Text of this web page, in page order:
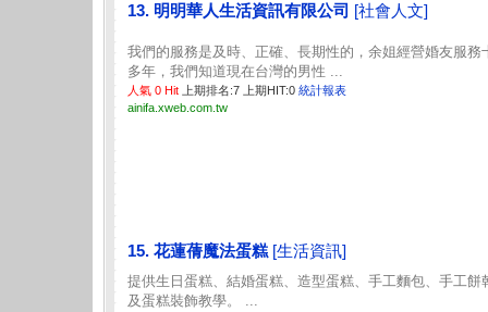
13. 明明華人生活資訊有限公司 [社會人文]
我們的服務是及時、正確、長期性的，余姐經營婚友服務
多年，我們知道現在台灣的男性 ...
人氣 0 Hit 上期排名:7 上期HIT:0 統計報表
ainifa.xweb.com.tw
15. 花蓮蒨魔法蛋糕 [生活資訊]
提供生日蛋糕、結婚蛋糕、造型蛋糕、手工麵包、手工餅
及蛋糕裝飾教學。 ...